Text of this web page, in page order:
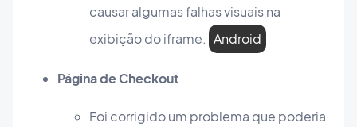
causar algumas falhas visuais na
exibição do iframe. Android
Página de Checkout
Foi corrigido um problema que poderia